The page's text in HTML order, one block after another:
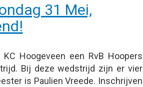
31 Mei,
Hoogeveen een RvB Hoopers
Bij deze wedstrijd zijn er vier
is Paulien Vreede. Inschrijven